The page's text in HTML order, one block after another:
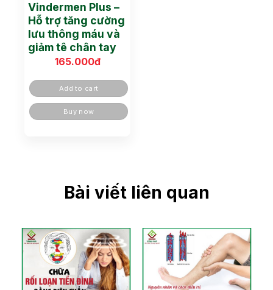
Vindermen Plus –
Hỗ trợ tăng cường
lưu thông máu và
giảm tê chân tay
165.000đ
Add to cart
Buy now
Bài viết liên quan